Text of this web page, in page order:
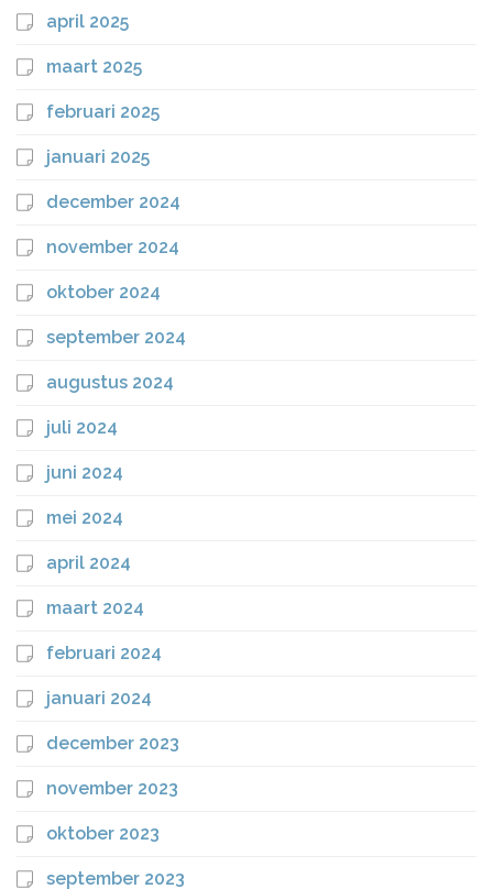
april 2025
maart 2025
februari 2025
januari 2025
december 2024
november 2024
oktober 2024
september 2024
augustus 2024
juli 2024
juni 2024
mei 2024
april 2024
maart 2024
februari 2024
januari 2024
december 2023
november 2023
oktober 2023
september 2023